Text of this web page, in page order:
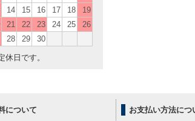
14 15 16 17 18
19
21 22 23 24 25
26
28 29 30
休日です。
について お支払い方法につ